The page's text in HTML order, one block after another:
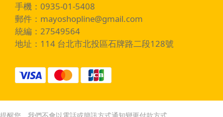
手機：0935-01-5408
郵件： mayoshopline@gmail.com
統編：27549564
地址：114 台北市北投區石牌路二段128號